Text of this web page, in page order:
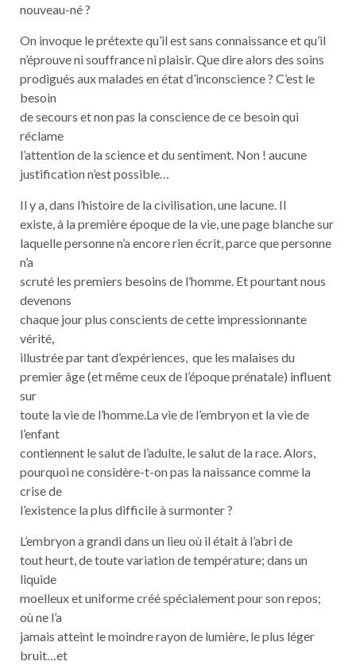
nouveau-né ?
On invoque le prétexte qu’il est sans connaissance et qu’il
n’éprouve ni souffrance ni plaisir. Que dire alors des soins
prodigués aux malades en état d’inconscience ? C’est le
besoin
de secours et non pas la conscience de ce besoin qui
réclame
l’attention de la science et du sentiment. Non ! aucune
justification n’est possible…
Il y a, dans l’histoire de la civilisation, une lacune. Il
existe, à la première époque de la vie, une page blanche sur
laquelle personne n’a encore rien écrit, parce que personne
n’a
scruté les premiers besoins de l’homme. Et pourtant nous
devenons
chaque jour plus conscients de cette impressionnante
vérité,
illustrée par tant d’expériences, que les malaises du
premier âge (et même ceux de l’époque prénatale) influent
sur
toute la vie de l’homme.La vie de l’embryon et la vie de
l’enfant
contiennent le salut de l’adulte, le salut de la race. Alors,
pourquoi ne considère-t-on pas la naissance comme la
crise de
l’existence la plus difficile à surmonter ?
L’embryon a grandi dans un lieu où il était à l’abri de
tout heurt, de toute variation de température; dans un
liquide
moelleux et uniforme créé spécialement pour son repos;
où ne l’a
jamais atteint le moindre rayon de lumière, le plus léger
bruit…et